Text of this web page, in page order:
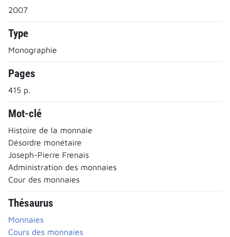
2007
Type
Monographie
Pages
415 p.
Mot-clé
Histoire de la monnaie
Désordre monétaire
Joseph-Pierre Frenais
Administration des monnaies
Cour des monnaies
Thésaurus
Monnaies
Cours des monnaies